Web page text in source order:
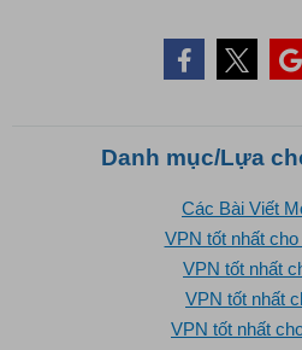
Danh mục/Lựa
Các Bài Viết
VPN tốt nhất
VPN tốt nhất
VPN tốt nhất
VPN tốt nhất